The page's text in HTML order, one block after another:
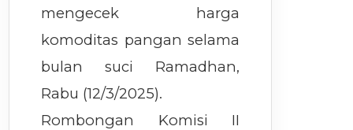
mengecek harga
komoditas pangan selama
bulan suci Ramadhan,
Rabu (12/3/2025).
Rombongan Komisi II